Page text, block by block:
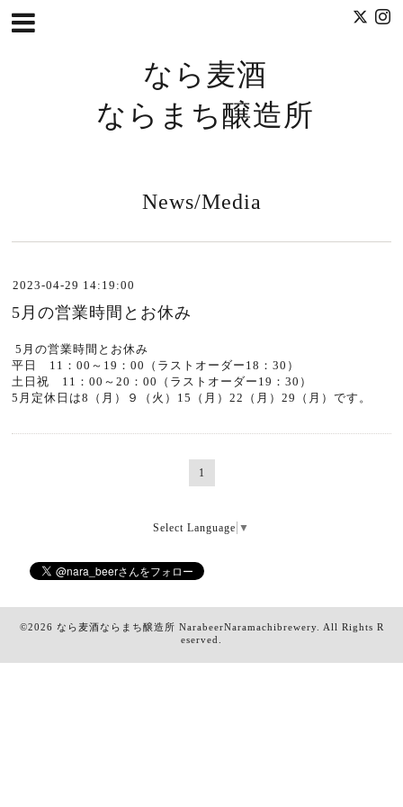
なら麦酒
ならまち醸造所
News/Media
2023-04-29 14:19:00
5月の営業時間とお休み
5月の営業時間とお休み
平日 11：00～19：00（ラストオーダー18：30）
土日祝 11：00～20：00（ラストオーダー19：30）
5月 定休日は8（月）９（火）15（月）22（月）29（月）です。
1
Select Language ▼
©2026 なら麦酒ならまち醸造所 NarabeerNaramachibrewery. All Rights R
eserved.